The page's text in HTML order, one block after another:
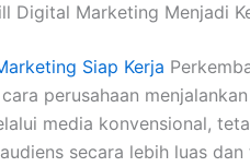
Digital Marketing Menjadi
Siap Kerja
perusahaan
media konvensional,
secara lebih luas dan